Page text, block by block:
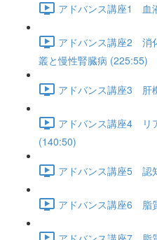
アドバンス講座1 血
アドバンス講座2 消
叢と慢性腎臓病 (225:55)
アドバンス講座3 肝
アドバンス講座4 リ
(140:50)
アドバンス講座5 認
アドバンス講座6 脂